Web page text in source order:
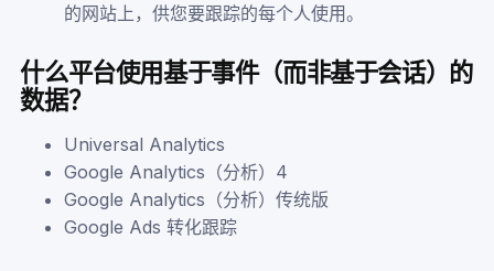
的网站上，供您要跟踪的每个人使用。
什么平台使用基于事件（而非基于会话）的
数据？
Universal Analytics
Google Analytics（分析）4
Google Analytics（分析）传统版
Google Ads 转化跟踪